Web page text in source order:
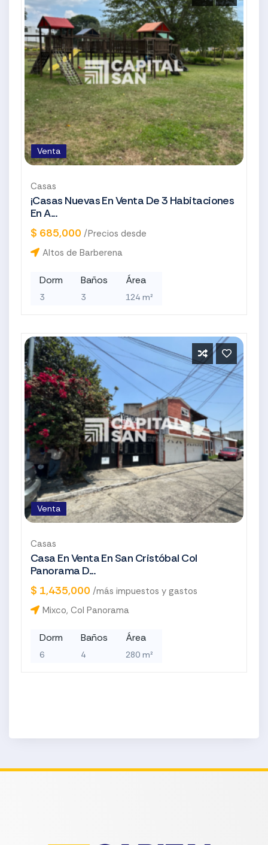
Venta
Casas
¡Casas Nuevas En Venta De 3 Habitaciones
En A...
$ 685,000 /Precios desde
Altos de Barberena
Dorm
3
Baños
3
Área
124 m²
Venta
Casas
Casa En Venta En San Cristóbal Col
Panorama D...
$ 1,435,000 /más impuestos y gastos
Mixco, Col Panorama
Dorm
6
Baños
4
Área
280 m²